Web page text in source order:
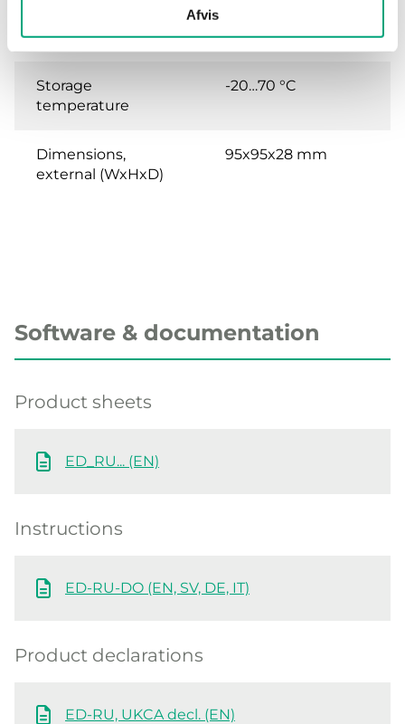
Afvis
temperature
Storage
temperature
-20…70 °C
Dimensions,
external (WxHxD)
95x95x28 mm
Software & documentation
Product sheets
ED_RU... (EN)
Instructions
ED-RU-DO (EN, SV, DE, IT)
Product declarations
ED-RU, UKCA decl. (EN)